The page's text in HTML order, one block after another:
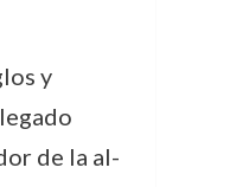
y
de la al-